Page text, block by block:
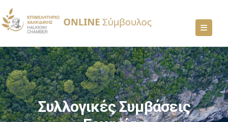
Συλλογικές Συμβάσεις